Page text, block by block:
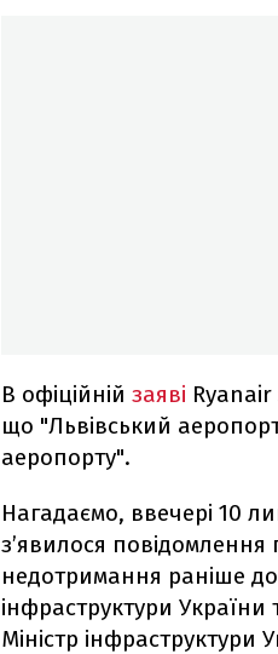
В офіційній заяві
що "Львівський
аеропорту".
Нагадаємо, ввечері 10
з’явилося
недотримання раніше
інфраструктури
Міністр